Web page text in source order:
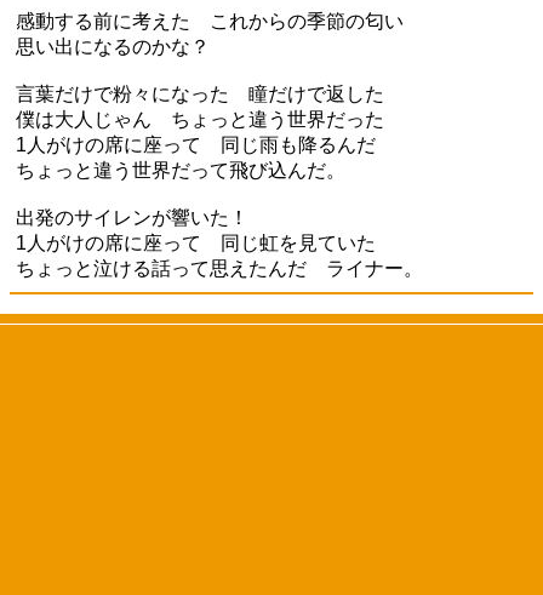
感動する前に考えた これからの季節の匂い
思い出になるのかな？
言葉だけで粉々になった 瞳だけで返した
僕は大人じゃん ちょっと違う世界だった
1人がけの席に座って 同じ雨も降るんだ
ちょっと違う世界だって飛び込んだ。
出発のサイレンが響いた！
1人がけの席に座って 同じ虹を見ていた
ちょっと泣ける話って思えたんだ ライナー。